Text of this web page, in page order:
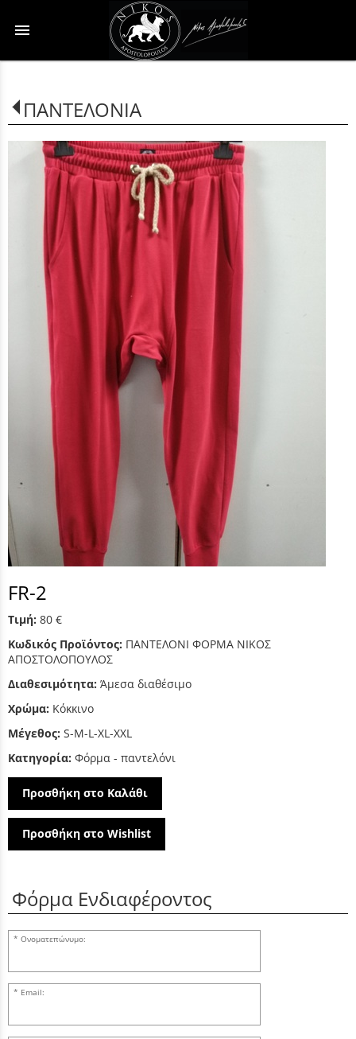
menu
ΠΑΝΤΕΛΟΝΙΑ
FR-2
Τιμή: 80 €
Κωδικός Προϊόντος: ΠΑΝΤΕΛΟΝΙ ΦΟΡΜΑ ΝΙΚΟΣ
ΑΠΟΣΤΟΛΟΠΟΥΛΟΣ
Διαθεσιμότητα: Άμεσα διαθέσιμο
Χρώμα: Κόκκινο
Μέγεθος: S-M-L-XL-XXL
Κατηγορία: Φόρμα - παντελόνι
Προσθήκη στο Καλάθι
Προσθήκη στο Wishlist
Φόρμα Ενδιαφέροντος
Ονοματεπώνυμο:
Email: